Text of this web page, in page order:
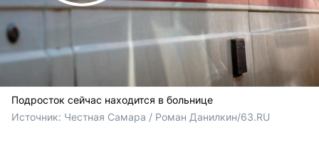
Подросток сейчас находится в больнице
Источник: Честная Самара / Роман Данилкин/63.RU